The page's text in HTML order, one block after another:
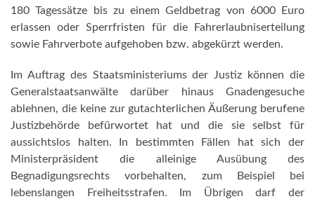
180 Tagessätze bis zu einem Geldbetrag von 6000 Euro
erlassen oder Sperrfristen für die Fahrerlaubniserteilung
sowie Fahrverbote aufgehoben bzw. abgekürzt werden.
Im Auftrag des Staatsministeriums der Justiz können die
Generalstaatsanwälte darüber hinaus Gnadengesuche
ablehnen, die keine zur gutachterlichen Äußerung berufene
Justizbehörde befürwortet hat und die sie selbst für
aussichtslos halten. In bestimmten Fällen hat sich der
Ministerpräsident die alleinige Ausübung des
Begnadigungsrechts vorbehalten, zum Beispiel bei
lebenslangen Freiheitsstrafen. Im Übrigen darf der